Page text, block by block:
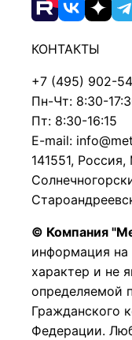
КОНТАКТЫ
+7 (495) 902-
Пн-Чт: 8:30-
Пт: 8:30-16:15
E-mail:
141551,
© Компания
информация на
характер и не
определяемой
Гражданского
Федерации.